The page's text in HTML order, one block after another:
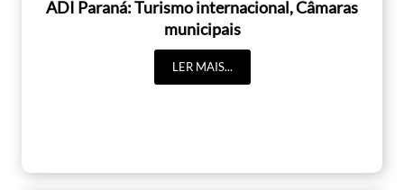
ADI Paraná: Turismo internacional, Câmaras
municipais
LER MAIS...